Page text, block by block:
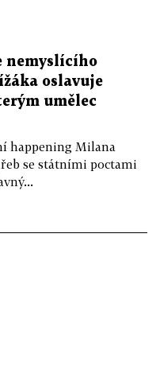
nemyslícího
oslavuje
umělec
happening Milana
se státními poctami